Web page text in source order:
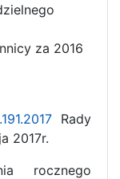
za 2016
Rady
2017r.
rocznego